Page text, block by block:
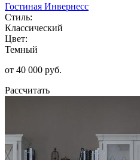
Гостиная Инвернесс
Стиль:
Классический
Цвет:
Темный
от 40 000 руб.
Рассчитать